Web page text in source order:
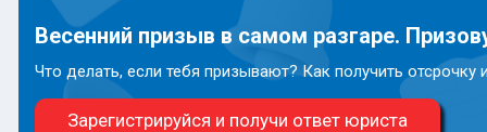
Весенний призыв в самом разгаре.
Что делать, если тебя призывают? Как получить отсрочку
Зарегистрируйся и получи ответ юриста